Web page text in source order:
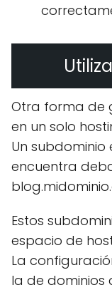
Otra forma de
en un solo
Un subdominio
encuentra
Estos
espacio de
La
la de dominios